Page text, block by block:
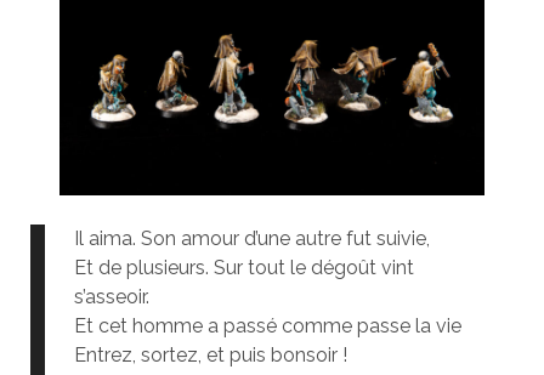
Il aima. Son amour d’une autre fut suivie,
Et de plusieurs. Sur tout le dégoût vint
s’asseoir.
Et cet homme a passé comme passe la vie
Entrez, sortez, et puis bonsoir !